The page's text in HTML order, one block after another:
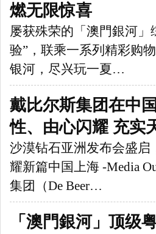
燃无限惊喜
屡获殊荣的「澳門銀河」
验”，联乘一系列精彩购
银河，尽兴玩一夏…
戴比尔斯集团在中
性、由心闪耀 充实
沙漠钻石亚洲发布会盛
耀新篇中国上海 -Media
集团（De Beer…
「澳門銀河」顶级